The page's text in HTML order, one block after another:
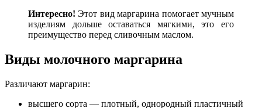
Интересно! Этот вид маргарина помогает мучным
изделиям дольше оставаться мягкими, это его
преимущество перед сливочным маслом.
Виды молочного маргарина
Различают маргарин:
высшего сорта — плотный, однородный пластичный